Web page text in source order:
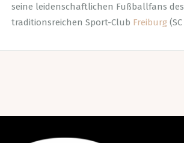
seine leidenschaftlichen Fußballfans des
traditionsreichen Sport-Club Freiburg(SC